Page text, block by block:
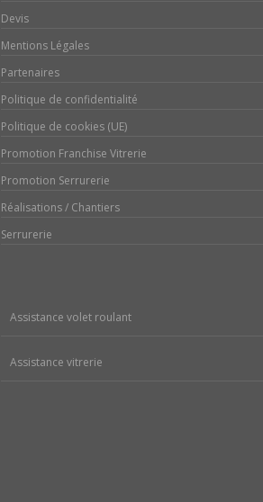
Devis
Mentions Légales
Partenaires
Politique de confidentialité
Politique de cookies (UE)
Promotion Franchise Vitrerie
Promotion Serrurerie
Réalisations / Chantiers
Serrurerie
Assistance volet roulant
Assistance vitrerie